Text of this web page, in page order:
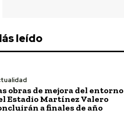
leído
obras de mejora del entorno
Estadio Martínez Valero
a finales de año